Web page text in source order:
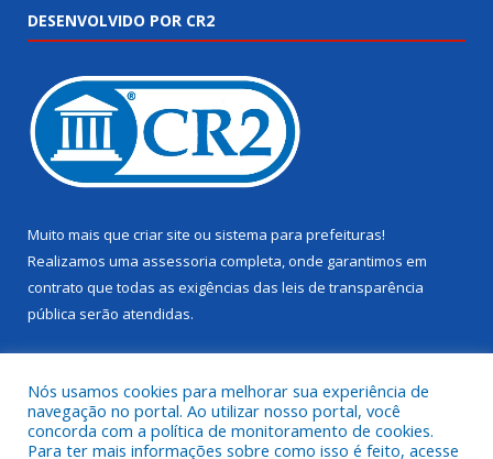
DESENVOLVIDO POR CR2
Muito mais que criar site ou sistema para prefeituras!
Realizamos uma assessoria completa, onde garantimos em
contrato que todas as exigências das leis de transparência
pública serão atendidas.
Nós usamos cookies para melhorar sua experiência de
navegação no portal. Ao utilizar nosso portal, você
concorda com a política de monitoramento de cookies.
Para ter mais informações sobre como isso é feito, acesse